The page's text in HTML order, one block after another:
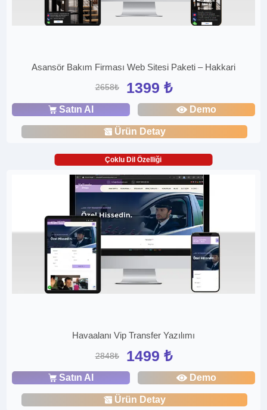
Asansör Bakım Firması Web Sitesi Paketi – Hakkari
2658₺ 1399 ₺
Satın Al Demo
Ürün Detay
Çoklu Dil Özelliği
Havaalanı Vip Transfer Yazılımı
2848₺ 1499 ₺
Satın Al Demo
Ürün Detay